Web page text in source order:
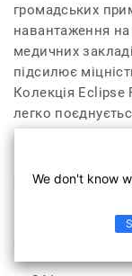
громадських
навантаження
медичних
підсилює
Колекція Eclipse
легко
аксесуарами
Eclipse
0786
We don't know